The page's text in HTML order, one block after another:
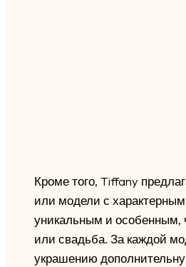
Кроме того, Tiffany
или модели с
уникальным и особенным,
или свадьба. За каждой
украшению